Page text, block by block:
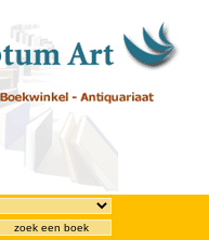
zoek een boek